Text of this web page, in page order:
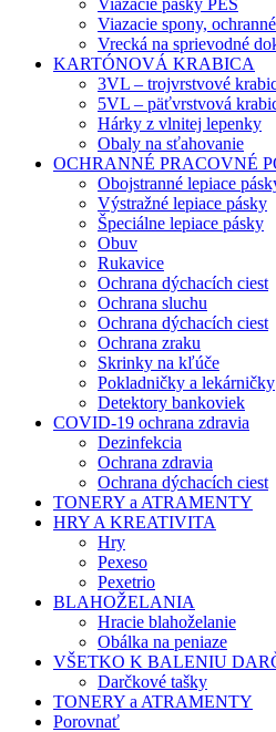
Viazacie pásky PES
Viazacie spony,
Vrecká na sprievodné
KARTÓNOVÁ KRABICA
3VL – trojvrstvové
5VL – päťvrstvová
Hárky z vlnitej lepenky
Obaly na sťahovanie
OCHRANNÉ PRACOVNÉ
Obojstranné lepiace
Výstražné lepiace pásky
Špeciálne lepiace pásky
Obuv
Rukavice
Ochrana dýchacích ciest
Ochrana sluchu
Ochrana dýchacích ciest
Ochrana zraku
Skrinky na kľúče
Pokladničky a lekárničky
Detektory bankoviek
COVID-19 ochrana zdravia
Dezinfekcia
Ochrana zdravia
Ochrana dýchacích ciest
TONERY a ATRAMENTY
HRY A KREATIVITA
Hry
Pexeso
Pexetrio
BLAHOŽELANIA
Hracie blahoželanie
Obálka na peniaze
VŠETKO K BALENIU
Darčkové tašky
TONERY a ATRAMENTY
Porovnať